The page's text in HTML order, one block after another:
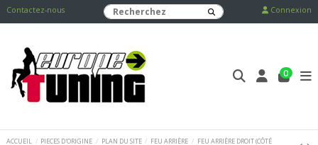
Contactez-nous Connexion
0
ACCUEIL PIECES D'ORIGINE PLAN DU SITE FEU ARRIÈRE
FEU ARRIÈRE DROIT (CÔTÉ